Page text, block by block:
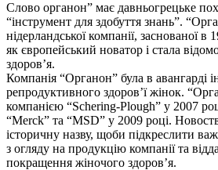
Слово органон” має давньогрецьке
“інструмент для здобуття знань”.
нідерландської компанії, заснованої в
як європейський новатор і стала
здоров’я.
Компанія “Органон” була в авангарді
репродуктивного здоров’ї жінок.
компанією “Schering-Plough” у 2007
“Merck” та “MSD” у 2009 році.
історичну назву, щоби підкреслити
з огляду на продукцію компанії та
покращення жіночого здоров’я.